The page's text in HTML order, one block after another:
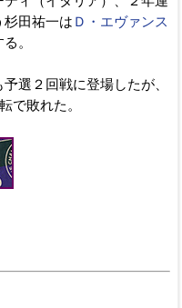
杉田祐一は Ｄ・エヴァンス
。
予選２回戦に登場したが、
で敗れた。